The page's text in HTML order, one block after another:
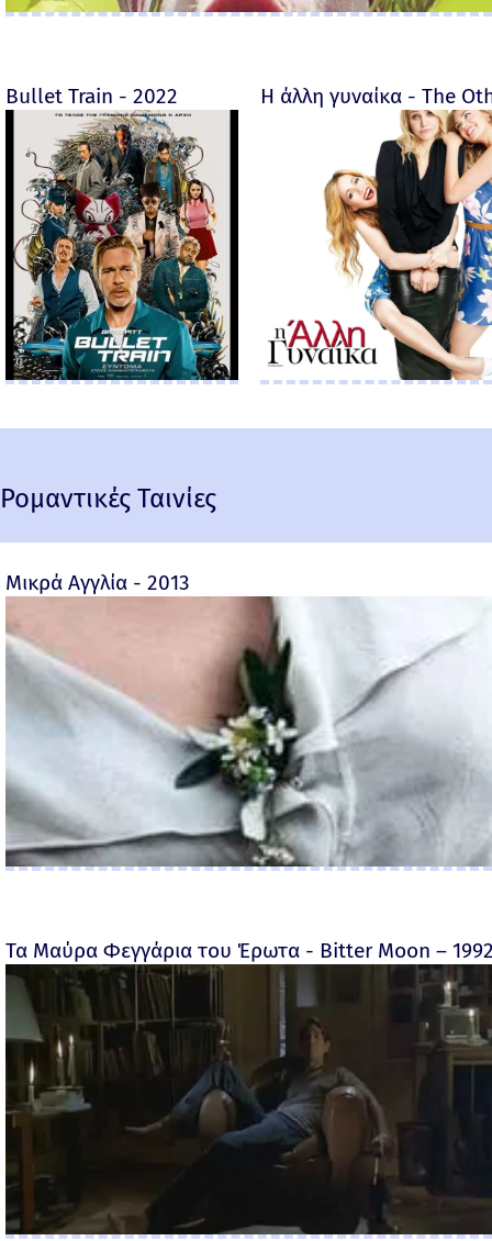
Bullet Train - 2022 Η άλλη γυναίκα - The
Ρομαντικές Ταινίες
Μικρά Αγγλία - 2013
Τα Μαύρα Φεγγάρια του Έρωτα - Bitter Moon –